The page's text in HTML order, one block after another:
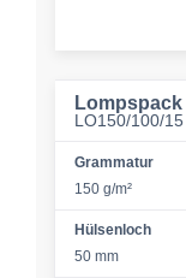
Lompspack
LO150/100/15
Grammatur
150 g/m²
Hülsenloch
50 mm